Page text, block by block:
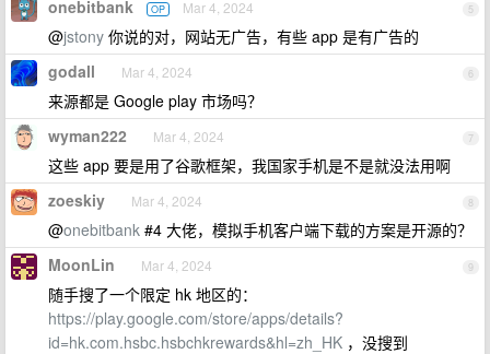
5
onebitbank OP Mar 4, 2024
@jstony 你说的对，网站无广告，有些 app 是有广告的
6
godall Mar 4, 2024
来源都是 Google play 市场吗？
7
wyman222 Mar 4, 2024
这些 app 要是用了谷歌框架，我国家手机是不是就没法用啊
8
zoeskiy Mar 4, 2024
@onebitbank #4 大佬，模拟手机客户端下载的方案是开源的？
9
MoonLin Mar 4, 2024
随手搜了一个限定 hk 地区的：
https://play.google.com/store/apps/details?
id=hk.com.hsbc.hsbchkrewards&hl=zh_HK ，没搜到